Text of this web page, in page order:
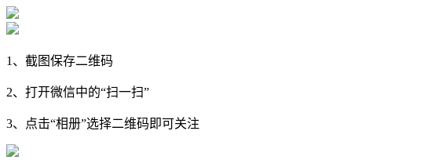
1、截图保存二维码
2、打开微信中的“扫一扫”
3、点击“相册”选择二维码即可关注